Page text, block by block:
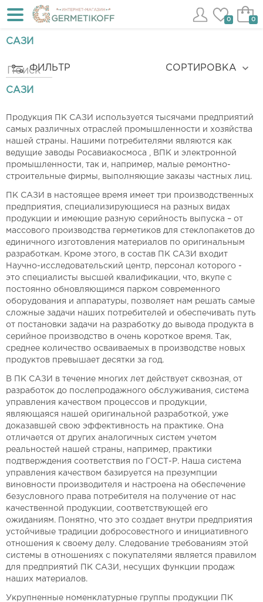
0 0
САЗИ
ФИЛЬТР СОРТИРОВКА
САЗИ
Продукция ПК САЗИ используется тысячами предприятий
самых различных отраслей промышленности и хозяйства
нашей страны. Нашими потребителями являются как
ведущие заводы Росавиакосмоса , ВПК и электронной
промышленности, так и, например, малые ремонтно-
строительные фирмы, выполняющие заказы частных лиц.
ПК САЗИ в настоящее время имеет три производственных
предприятия, специализирующиеся на разных видах
продукции и имеющие разную серийность выпуска – от
массового производства герметиков для стеклопакетов до
единичного изготовления материалов по оригинальным
разработкам. Кроме этого, в состав ПК САЗИ входит
Научно-исследовательский центр, персонал которого -
это специалисты высшей квалификации, что, вкупе с
постоянно обновляющимся парком современного
оборудования и аппаратуры, позволяет нам решать самые
сложные задачи наших потребителей и обеспечивать путь
от постановки задачи на разработку до вывода продукта в
серийное производство в очень короткое время. Так,
среднее количество осваиваемых в производстве новых
продуктов превышает десятки за год.
В ПК САЗИ в течение многих лет действует сквозная, от
разработок до послепродажного обслуживания, система
управления качеством процессов и продукции,
являющаяся нашей оригинальной разработкой, уже
доказавшей свою эффективность на практике. Она
отличается от других аналогичных систем учетом
реальностей нашей страны, например, практики
подтверждения соответствия по ГОСТ-Р. Наша система
управления качеством базируется на презумпции
виновности производителя и настроена на обеспечение
безусловного права потребителя на получение от нас
качественной продукции, соответствующей его
ожиданиям. Понятно, что это создает внутри предприятия
устойчивые традиции добросовестного и инициативного
отношения к своему делу. Следование требованиям этой
системы в отношениях с покупателями является правилом
для предприятий ПК САЗИ, несущих функции продаж
наших материалов.
Укрупненные номенклатурные группы продукции ПК